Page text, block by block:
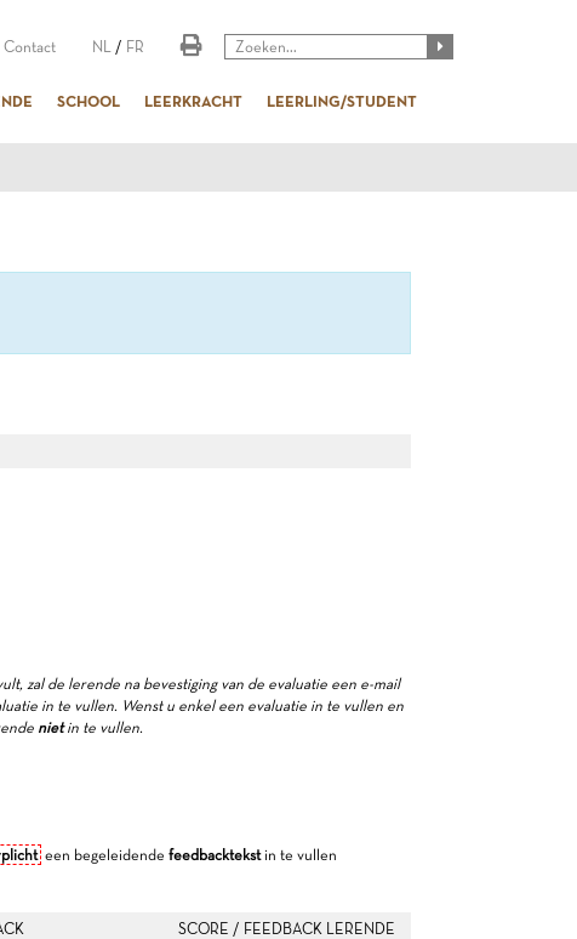
Contact NL / FR
SCHOOL LEERKRACHT LEERLING/STUDENT
zal de lerende na bevestiging van de evaluatie een e-mail
in te vullen. Wenst u enkel een evaluatie in te vullen en
nietin te vullen.
een begeleidende feedbacktekstin te vullen
SCORE / FEEDBACK LERENDE